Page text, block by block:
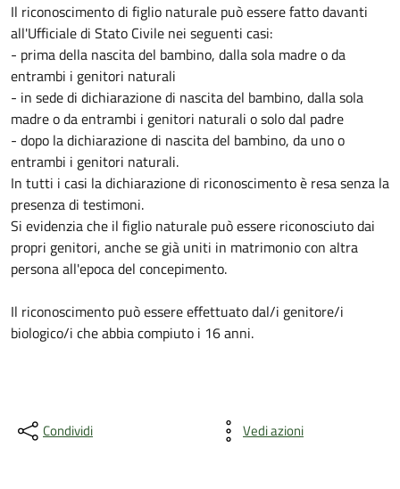
Il riconoscimento di figlio naturale può essere fatto davanti
all'Ufficiale di Stato Civile nei seguenti casi:
- prima della nascita del bambino, dalla sola madre o da
entrambi i genitori naturali
- in sede di dichiarazione di nascita del bambino, dalla sola
madre o da entrambi i genitori naturali o solo dal padre
- dopo la dichiarazione di nascita del bambino, da uno o
entrambi i genitori naturali.
In tutti i casi la dichiarazione di riconoscimento è resa senza la
presenza di testimoni.
Si evidenzia che il figlio naturale può essere riconosciuto dai
propri genitori, anche se già uniti in matrimonio con altra
persona all'epoca del concepimento.
Il riconoscimento può essere effettuato dal/i genitore/i
biologico/i che abbia compiuto i 16 anni.
Condividi Vedi azioni